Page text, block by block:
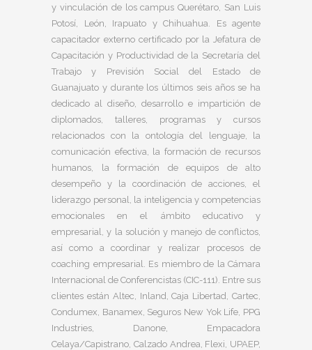
y vinculación de los campus Querétaro, San Luis
Potosí, León, Irapuato y Chihuahua. Es agente
capacitador externo certificado por la Jefatura de
Capacitación y Productividad de la Secretaría del
Trabajo y Previsión Social del Estado de
Guanajuato y durante los últimos seis años se ha
dedicado al diseño, desarrollo e impartición de
diplomados, talleres, programas y cursos
relacionados con la ontología del lenguaje, la
comunicación efectiva, la formación de recursos
humanos, la formación de equipos de alto
desempeño y la coordinación de acciones, el
liderazgo personal, la inteligencia y competencias
emocionales en el ámbito educativo y
empresarial, y la solución y manejo de conflictos,
así como a coordinar y realizar procesos de
coaching empresarial. Es miembro de la Cámara
Internacional de Conferencistas (CIC-111). Entre sus
clientes están Altec, Inland, Caja Libertad, Cartec,
Condumex, Banamex, Seguros New Yok Life, PPG
Industries, Danone, Empacadora
Celaya/Capistrano, Calzado Andrea, Flexi, UPAEP,